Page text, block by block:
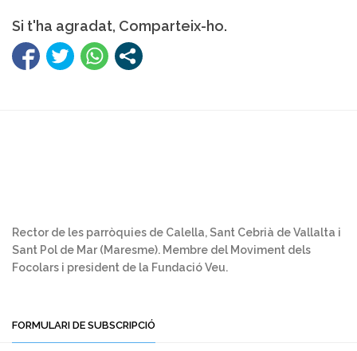
Si t'ha agradat, Comparteix-ho.
Rector de les parròquies de Calella, Sant Cebrià de Vallalta i
Sant Pol de Mar (Maresme). Membre del Moviment dels
Focolars i president de la Fundació Veu.
FORMULARI DE SUBSCRIPCIÓ